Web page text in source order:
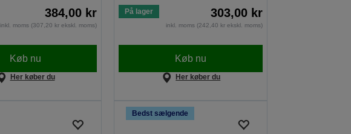
384,00 kr
inkl. moms (307,20 kr ekskl. moms)
Køb nu
Her køber du
På lager 303,00 kr
inkl. moms (242,40 kr ekskl. moms)
Køb nu
Her køber du
Bedst sælgende